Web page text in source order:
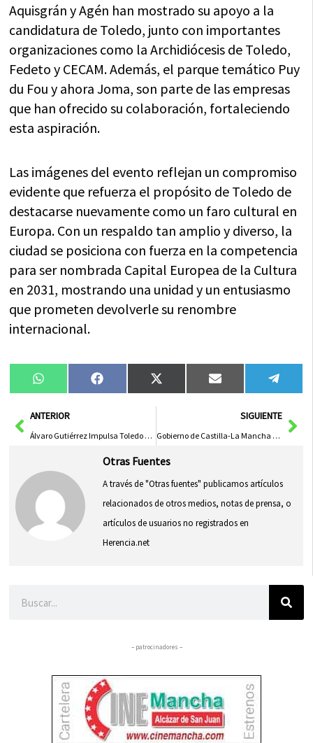
Aquisgrán y Agén han mostrado su apoyo a la
candidatura de Toledo, junto con importantes
organizaciones como la Archidiócesis de Toledo,
Fedeto y CECAM. Además, el parque temático Puy
du Fou y ahora Joma, son parte de las empresas
que han ofrecido su colaboración, fortaleciendo
esta aspiración.
Las imágenes del evento reflejan un compromiso
evidente que refuerza el propósito de Toledo de
destacarse nuevamente como un faro cultural en
Europa. Con un respaldo tan amplio y diverso, la
ciudad se posiciona con fuerza en la competencia
para ser nombrada Capital Europea de la Cultura
en 2031, mostrando una unidad y un entusiasmo
que prometen devolverle su renombre
internacional.
Compartir
en
WhatsAppCompartir
en
FacebookCompartir
en
X
(Twitter)
Compartir
en
Email
en
AntANTERIOR
Álvaro Gutiérrez Impulsa Toledo y Castilla-La Mancha Hacia el Futuro con Liderazgo Visionario
SIGUIENTE
Gobierno de Castilla-La Mancha Destaca Casas Regionales Como Embajadores de la Región
Otras Fuentes
A través de "Otras fuentes" publicamos artículos
relacionados de otros medios, notas de prensa, o
artículos de usuarios no registrados en
Herencia.net
– patrocinadores –